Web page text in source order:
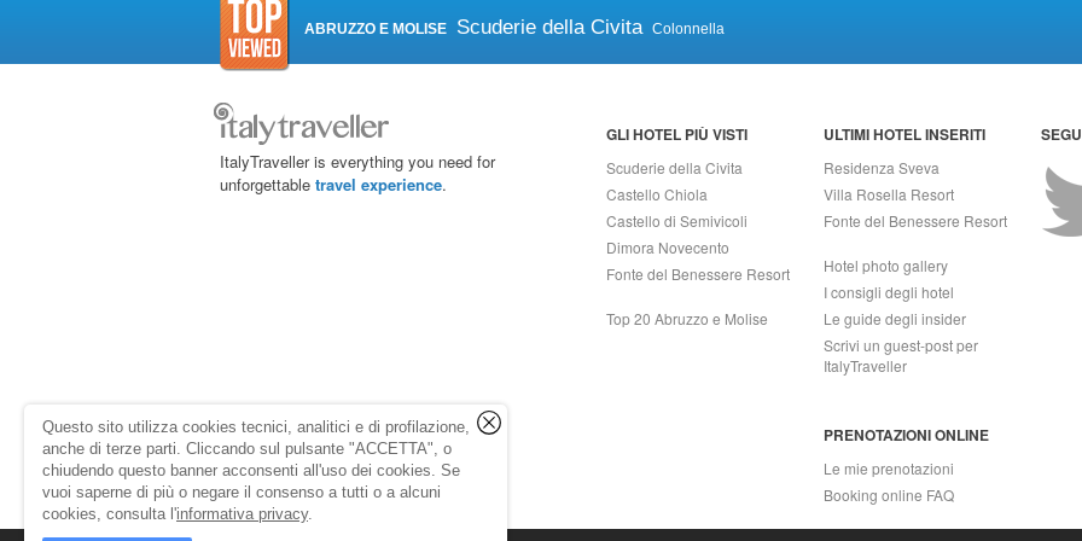
ABRUZZO E MOLISE Scuderie della Civita Colonnella
ItalyTraveller is everything you need for
unforgettable travel experience.
GLI HOTEL PIÙ VISTI
Scuderie della Civita
Castello Chiola
Castello di Semivicoli
Dimora Novecento
Fonte del Benessere Resort
Top 20 Abruzzo e Molise
ULTIMI HOTEL INSERITI
Residenza Sveva
Villa Rosella Resort
Fonte del Benessere Resort
Hotel photo gallery
I consigli degli hotel
Le guide degli insider
Scrivi un guest-post per
ItalyTraveller
PRENOTAZIONI ONLINE
Le mie prenotazioni
Booking online FAQ
Questo sito utilizza cookies tecnici, analitici e di profilazione,
anche di terze parti. Cliccando sul pulsante "ACCETTA", o
chiudendo questo banner acconsenti all'uso dei cookies. Se
vuoi saperne di più o negare il consenso a tutti o a alcuni
cookies, consulta l'informativa privacy.